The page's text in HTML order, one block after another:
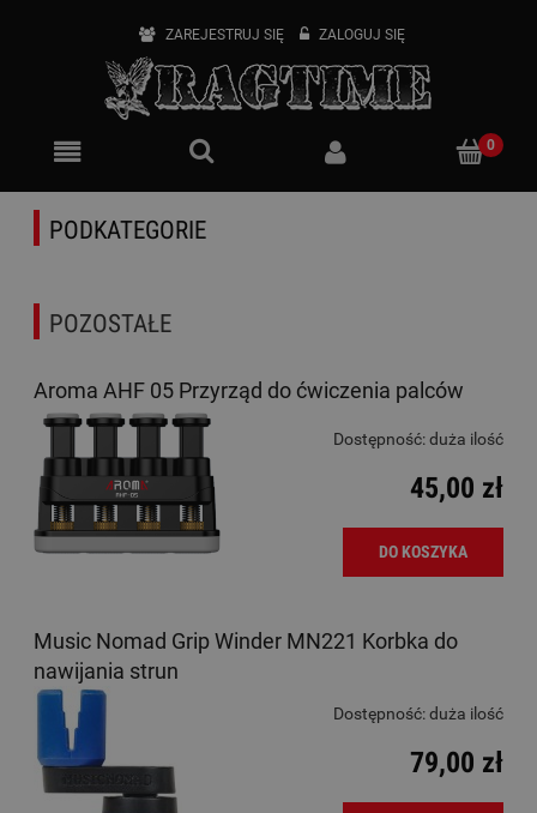
ZAREJESTRUJ SIĘ ZALOGUJ SIĘ
PODKATEGORIE
POZOSTAŁE
Aroma AHF 05 Przyrząd do ćwiczenia palców
Dostępność:duża ilość
45,00 zł
DO KOSZYKA
Music Nomad Grip Winder MN221 Korbka do
nawijania strun
Dostępność:duża ilość
79,00 zł